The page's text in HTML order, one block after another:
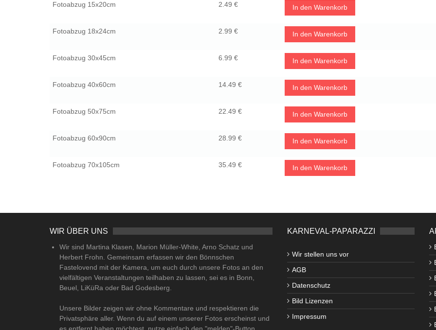
Fotoabzug 15x20cm 2.49 € In den Warenkorb
Fotoabzug 18x24cm 2.99 € In den Warenkorb
Fotoabzug 30x45cm 6.99 € In den Warenkorb
Fotoabzug 40x60cm 14.49 € In den Warenkorb
Fotoabzug 50x75cm 22.49 € In den Warenkorb
Fotoabzug 60x90cm 28.99 € In den Warenkorb
Fotoabzug 70x105cm 35.49 € In den Warenkorb
WIR ÜBER UNS
Wir sind Martina Klasen, Marion Müller-White, Arno Schatz und
Herbert Frohn. Gemeinsam erfassen wir den Bönnschen
Fastelovend mit der Kamera, um euch durch unsere Fotos an den
vielfältigen Veranstaltungen teilhaben zu lassen, sei es in Bonn,
Beuel, LiKüRa oder Bad Godesberg.
Unsere Bilder zeigen wir ohne Kommentare und respektieren die
Privatsphäre aller. Wenn du auf einem unserer Fotos erscheinst und
KARNEVAL-PAPARAZZI
Wir stellen uns vor
AGB
Datenschutz
Bild Lizenzen
Impressum